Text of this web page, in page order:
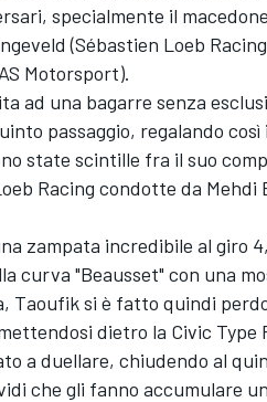
specialmente il
(Sébastien Loeb
Motorsport).
ad una bagarre senza
passaggio, regalando
state scintille fra il suo
Racing condotte da Mehdi
zampata incredibile al giro
curva "Beausset" con una
Taoufik si è fatto quindi
dietro la Civic Type
a duellare, chiudendo al
che gli fanno accumulare